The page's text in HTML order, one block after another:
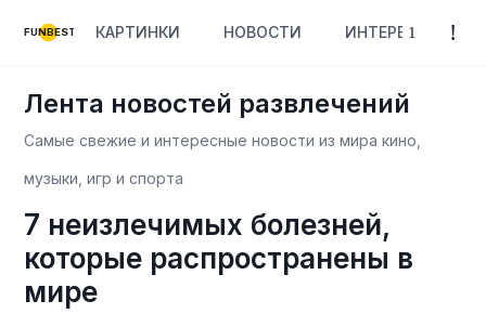
FUNBEST КАРТИНКИ НОВОСТИ ИНТЕРЕСНОЕ
Лента новостей развлечений
Самые свежие и интересные новости из мира кино,
музыки, игр и спорта
7 неизлечимых болезней,
которые распространены в
мире